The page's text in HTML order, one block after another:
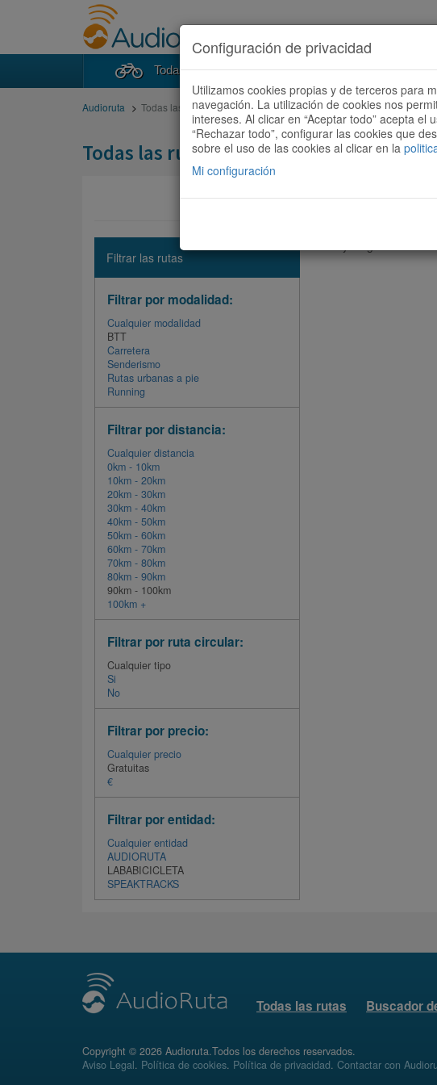
Todas las rutas Buscador de rutas
Audioruta Todas las rutas
Todas las rutas
Filtrar las rutas
Filtrar por modalidad:
Cualquier modalidad
BTT
Carretera
Senderismo
Rutas urbanas a pie
Running
Filtrar por distancia:
Cualquier distancia
0km - 10km
10km - 20km
20km - 30km
30km - 40km
40km - 50km
50km - 60km
60km - 70km
70km - 80km
80km - 90km
90km - 100km
100km +
Filtrar por ruta circular:
Cualquier tipo
Si
No
Filtrar por precio:
Cualquier precio
Gratuitas
€
Filtrar por entidad:
Cualquier entidad
AUDIORUTA
LABABICICLETA
SPEAKTRACKS
Todas las rutas Buscador
Copyright © 2026 Audioruta.Todos los derechos reservados.
Aviso Legal. Política de cookies. Política de privacidad. Contactar con
Configuración de privacidad
Utilizamos cookies propias y de terceros para
navegación. La utilización de cookies nos
intereses. Al clicar en “Aceptar todo” acepta
“Rechazar todo”, configurar las cookies que
sobre el uso de las cookies al clicar en la
Mi configuración